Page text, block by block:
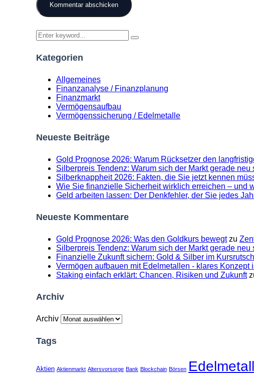
Kategorien
Allgemeines
Finanzanalyse / Finanzplanung
Finanzmarkt
Vermögensaufbau
Vermögenssicherung / Edelmetalle
Neueste Beiträge
Gold Prognose 2026: Warum Rücksetzer den
Silberpreis Tendenz: Warum sich der Markt gerade neu
Silberknappheit 2026: Fakten, die Sie jetzt kennen
Wie Sie finanzielle Sicherheit wirklich erreichen – und
Geld arbeiten lassen: Der Denkfehler, der Sie jedes
Neueste Kommentare
Gold Prognose 2026: Was den Goldkurs bewegtzu
Silberpreis Tendenz: Warum sich der Markt gerade neu
Finanzielle Zukunft sichern: Gold & Silber im
Vermögen aufbauen mit Edelmetallen - klares Konzept
Staking einfach erklärt: Chancen, Risiken und Zukunft
Archiv
Archiv
Tags
Aktien Aktienmarkt Altersvorsorge Bank Blockchain Börsen